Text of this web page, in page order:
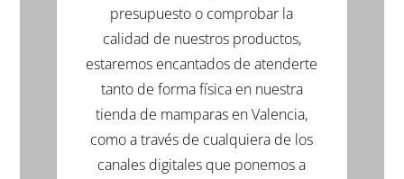
presupuesto o comprobar la
calidad de nuestros productos,
estaremos encantados de atenderte
tanto de forma física en nuestra
tienda de mamparas en Valencia,
como a través de cualquiera de los
canales digitales que ponemos a